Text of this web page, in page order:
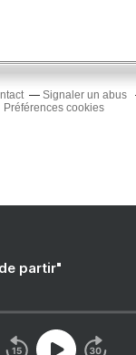
Signaler un abus
Préférences cookies
partir"